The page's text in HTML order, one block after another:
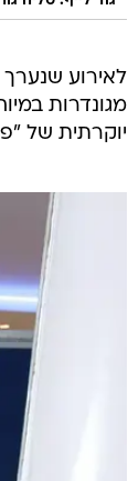
לאירוע שנערך
מגונדרות
יוקרתית של